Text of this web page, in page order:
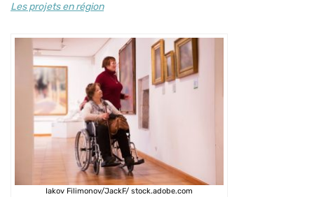
Les projets en région
Iakov Filimonov/JackF/ stock.adobe.com